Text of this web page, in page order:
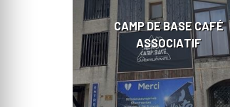
CAMP DE BASE CAFÉ
ASSOCIATIF